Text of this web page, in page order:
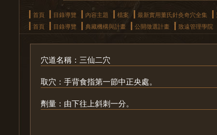
首頁 目錄導覽 內容主題 檔案 最新實用董氏針灸奇穴全集
首頁
目錄導覽 典藏機構與計畫 公開徵選計畫 致遠管理學院
穴道名稱：三仙二穴
取穴：手背食指第一節中正央處。
劑量：由下往上斜刺一分。